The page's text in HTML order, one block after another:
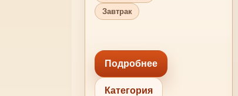
Завтрак
Подробнее
Категория